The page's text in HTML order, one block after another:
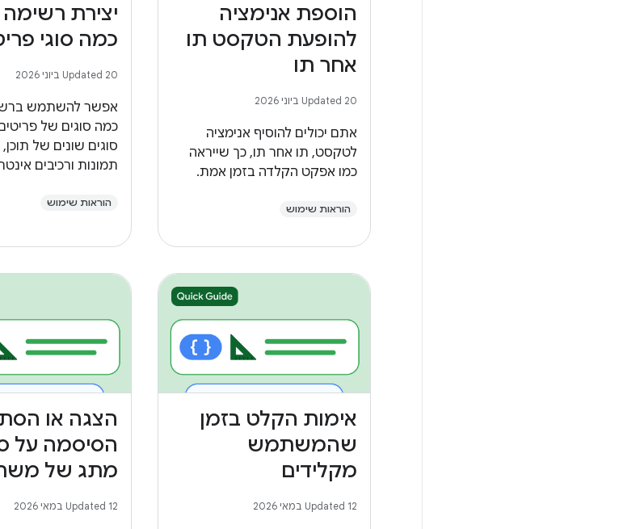
הוספת אנימציה
להופעת הטקסט תו
אחר תו
Updated 20 ביוני 2026
אתם יכולים להוסיף אנימציה
לטקסט, תו אחר תו, כך שייראה
כמו אפקט הקלדה בזמן אמת.
הוראות שימוש
יצירת
כמה סוגי
Updated 20 ביוני 2026
אפשר להשתמש
כמה סוגים של
סוגים שונים של
תמונות ורכיבים
הוראות שימוש
אימות הקלט בזמן
שהמשתמש
מקלידים
Updated 12 במאי 2026
הצגה או
הסיסמה על
מתג של
Updated 12 במאי 2026